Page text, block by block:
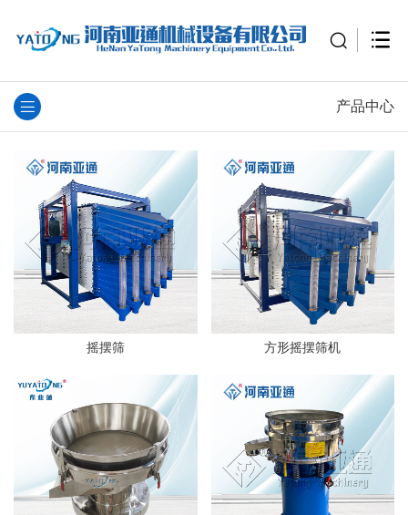
产品中心
摇摆筛 方形摇摆筛机